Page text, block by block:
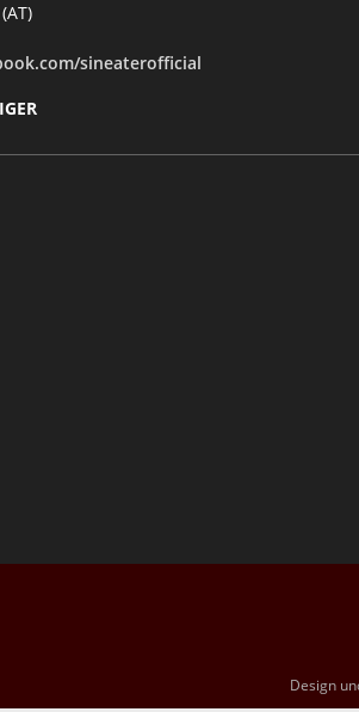
sineaterofficial
Design